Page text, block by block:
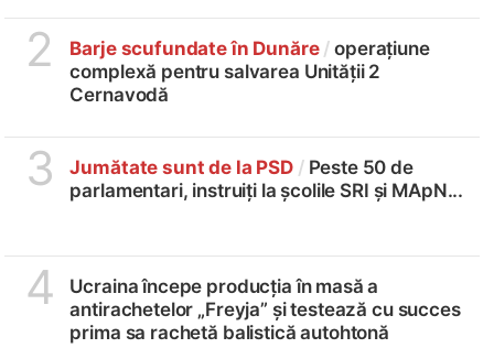
2 Barje scufundate în Dunăre / operațiune
complexă pentru salvarea Unității 2
Cernavodă
3 Jumătate sunt de la PSD / Peste 50 de
parlamentari, instruiți la școlile SRI și MApN...
4
Ucraina începe producția în masă a
antirachetelor „Freyja” și testează cu succes
prima sa rachetă balistică autohtonă